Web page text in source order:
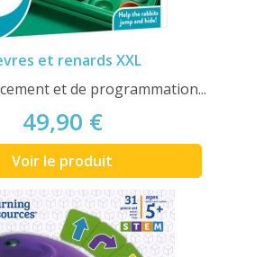
et renards XXL
et de programmation...
49,90 €
Voir le produit